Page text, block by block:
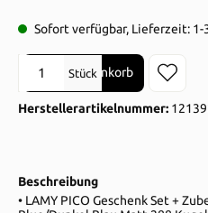
Sofort verfügbar, Lieferzeit: 1-
Produkt Anzahl: Gib den
Stück
In den Warenkorb
Herstellerartikelnummer:
Beschreibung
• LAMY PICO Geschenk Set +